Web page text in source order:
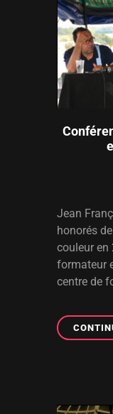
Jean
honorés
couleur en
formateur
centre de